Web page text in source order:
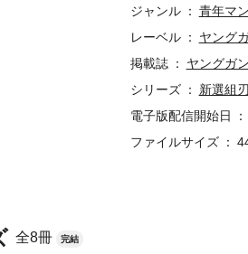
全8冊 完結
ジャンル
青年マ
レーベル
ヤング
掲載誌
ヤングガ
シリーズ
新選組
電子版配信開始日
ファイルサイズ